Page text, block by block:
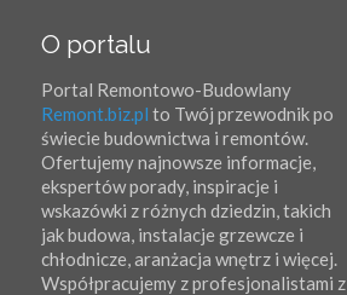
O portalu
Portal Remontowo-Budowlany
Remont.biz.pl to Twój przewodnik po
świecie budownictwa i remontów.
Ofertujemy najnowsze informacje,
ekspertów porady, inspiracje i
wskazówki z różnych dziedzin, takich
jak budowa, instalacje grzewcze i
chłodnicze, aranżacja wnętrz i więcej.
Współpracujemy z profesjonalistami z